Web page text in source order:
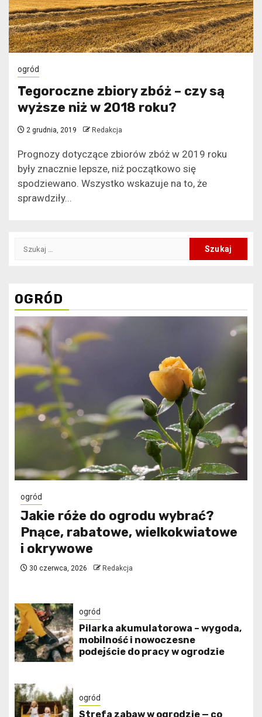
ogród
Tegoroczne zbiory zbóż – czy są
wyższe niż w 2018 roku?
2 grudnia, 2019 Redakcja
Prognozy dotyczące zbiorów zbóż w 2019 roku
były znacznie lepsze, niż początkowo się
spodziewano. Wszystko wskazuje na to, że
sprawdziły...
Szukaj:
OGRÓD
ogród
Jakie róże do ogrodu wybrać?
Pnące, rabatowe, wielkokwiatowe
i okrywowe
30 czerwca, 2026 Redakcja
ogród
Pilarka akumulatorowa – wygoda,
mobilność i nowoczesne
podejście do pracy w ogrodzie
ogród
Strefa zabaw w ogrodzie — co